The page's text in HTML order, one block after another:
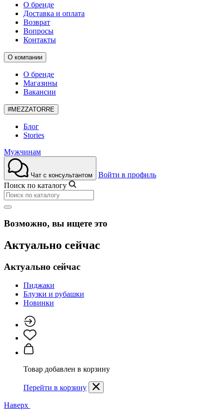
О бренде
Доставка и оплата
Возврат
Вопросы
Контакты
О компании
О бренде
Магазины
Вакансии
#MEZZATORRE
Блог
Stories
Мужчинам
Чат с консультантом
Войти в профиль
Поиск по каталогу
Возможно, вы ищете это
Актуально сейчас
Актуально сейчас
Пиджаки
Блузки и рубашки
Новинки
Товар добавлен в корзину
Перейти в корзину
Наверх